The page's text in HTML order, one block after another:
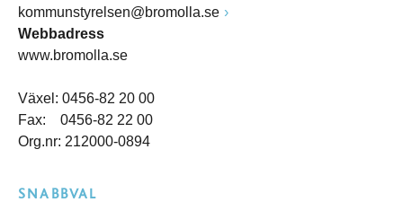
kommunstyrelsen@bromolla.se
Webbadress
www.bromolla.se
Växel: 0456-82 20 00
Fax: 0456-82 22 00
Org.nr: 212000-0894
SNABBVAL